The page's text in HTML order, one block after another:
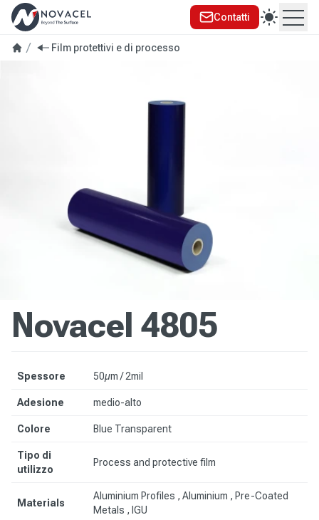
Contatti
Film protettivi e di processo
Novacel 4805
Spessore 50µm / 2mil
Adesione medio-alto
Colore Blue Transparent
Tipo di
utilizzo
Process and protective film
Materials
Aluminium Profiles , Aluminium , Pre-Coated
Metals , IGU